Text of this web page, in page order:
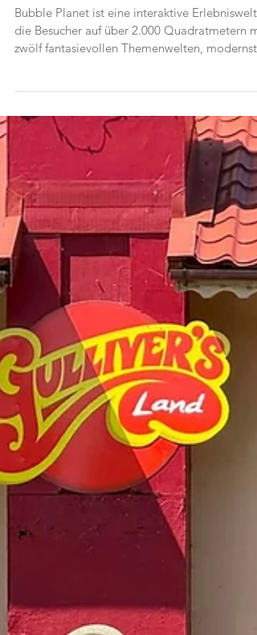
Erlebnismuseum für alle Sinne
Bubble Planet ist eine interaktive Erlebniswelt,
die Besucher auf über 2.000 Quadratmetern
Technik und multisensorischen Effekten
aus dem Alltag entführen möchte. Im Kölner
COLONEUM der MMC Studios verschmelzen
Licht, Klang, Projektionen, Virtual Reality und
interaktive Installationen zu einem Erlebnis, bei
dem die Gäste selbst Teil der Inszenierung
werden. Bis 01. November 2026 ist ist diese
Wanderausstellung noch in